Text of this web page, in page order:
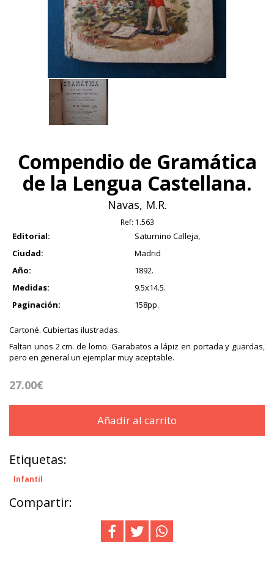
Compendio de Gramática
de la Lengua Castellana.
Navas, M.R.
Ref: 1.563
Editorial:
Saturnino Calleja,
Ciudad:
Madrid
Año:
1892.
Medidas:
9.5x14.5.
Paginación:
158pp.
Cartoné. Cubiertas ilustradas.
Faltan unos 2 cm. de lomo. Garabatos a lápiz en portada y guardas,
pero en general un ejemplar muy aceptable.
27.00€
Añadir al carrito
Etiquetas:
Infantil
Compartir: